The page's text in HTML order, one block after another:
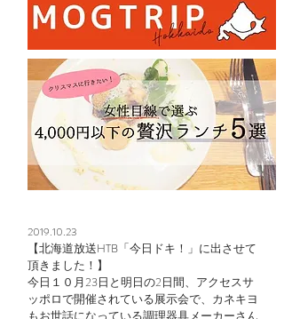
2019.10.23
【北海道放送HTB「今日ドキ！」に出させて
頂きました！】
今日１０月23日と明日の2日間、アクセスサ
ッポロで開催されている展示会で、カネキヨ